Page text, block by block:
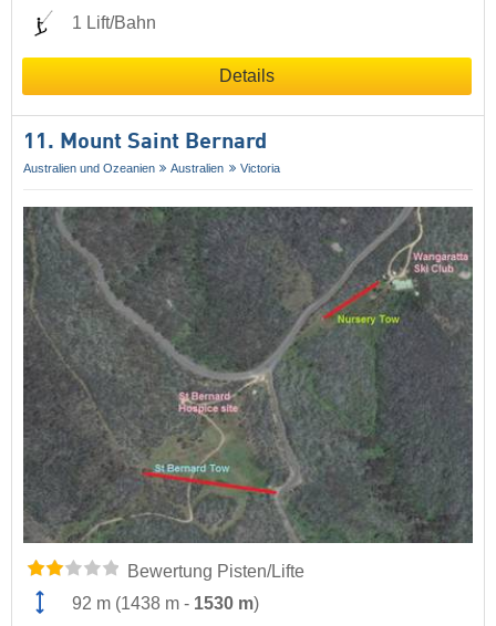
1 Lift/Bahn
Details
11. Mount Saint Bernard
Australien und Ozeanien Australien Victoria
Bewertung Pisten/Lifte
92 m (1438 m - 1530 m)